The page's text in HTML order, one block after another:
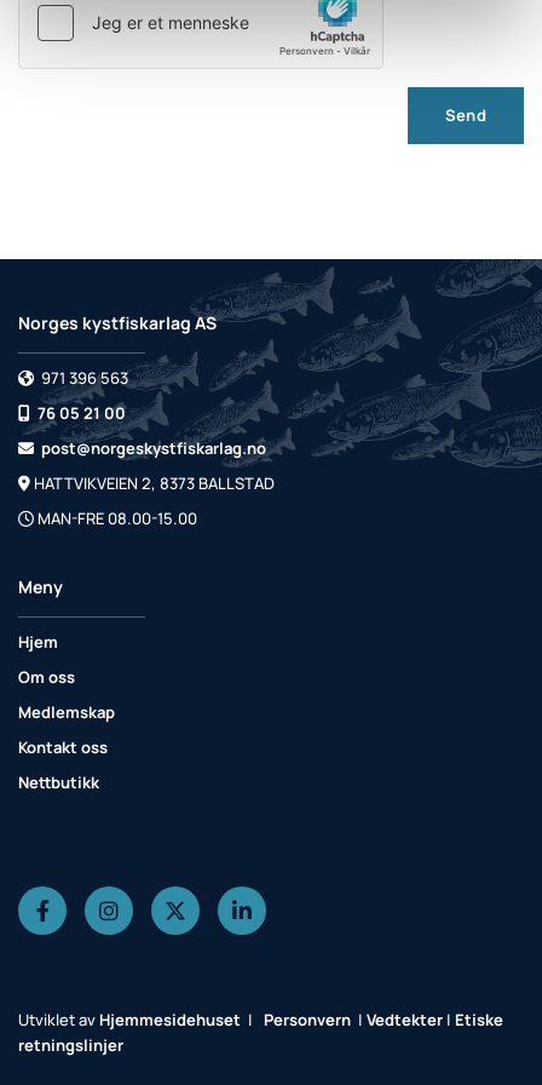
Norges kystfiskarlag AS
 971 396 563
 76 05 21 00
 post@norgeskystfiskarlag.no
 HATTVIKVEIEN 2, 8373 BALLSTAD
 MAN-FRE 08.00-15.00
Meny
Hjem
Om oss
Medlemskap
Kontakt oss
Nettbutikk
Utviklet av Hjemmesidehuset | Personvern | Vedtekter | Etiske
retningslinjer